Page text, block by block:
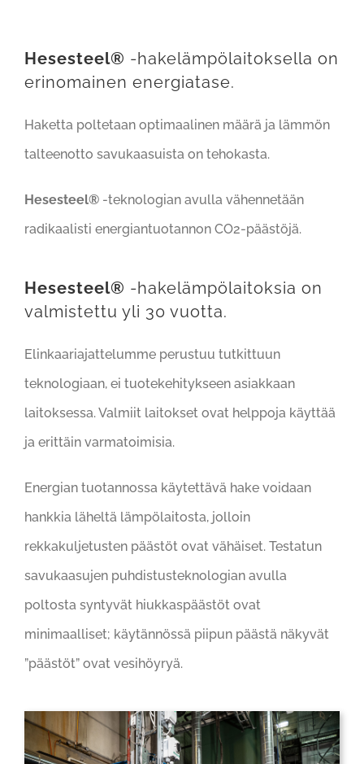
Hesesteel® -hakelämpölaitoksella on
erinomainen energiatase.
Haketta poltetaan optimaalinen määrä ja lämmön
talteenotto savukaasuista on tehokasta.
Hesesteel®-teknologian avulla vähennetään
radikaalisti energiantuotannon CO2-päästöjä.
Hesesteel® -hakelämpölaitoksia on
valmistettu yli 30 vuotta.
Elinkaariajattelumme perustuu tutkittuun
teknologiaan, ei tuotekehitykseen asiakkaan
laitoksessa. Valmiit laitokset ovat helppoja käyttää
ja erittäin varmatoimisia.
Energian tuotannossa käytettävä hake voidaan
hankkia läheltä lämpölaitosta, jolloin
rekkakuljetusten päästöt ovat vähäiset. Testatun
savukaasujen puhdistusteknologian avulla
poltosta syntyvät hiukkaspäästöt ovat
minimaalliset; käytännössä piipun päästä näkyvät
”päästöt” ovat vesihöyryä.